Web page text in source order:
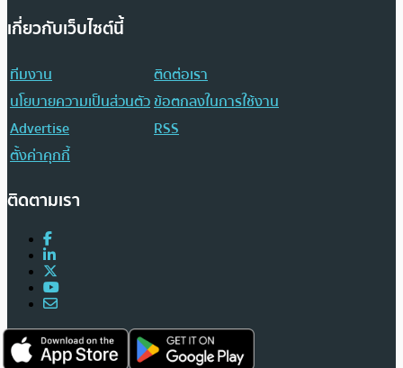
เกี่ยวกับเว็บไซต์นี้
ทีมงาน
ติดต่อเรา
นโยบายความเป็นส่วนตัวข้อตกลงในการใช้งาน
Advertise
RSS
ตั้งค่าคุกกี้
ติดตามเรา